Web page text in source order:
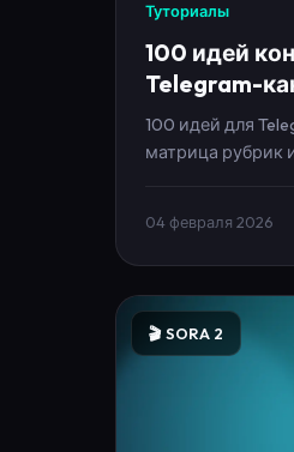
Туториалы
100 идей
Telegram-
посты,
100 идей для
матрица рубрик
04 февраля 2026
🎬 SORA 2